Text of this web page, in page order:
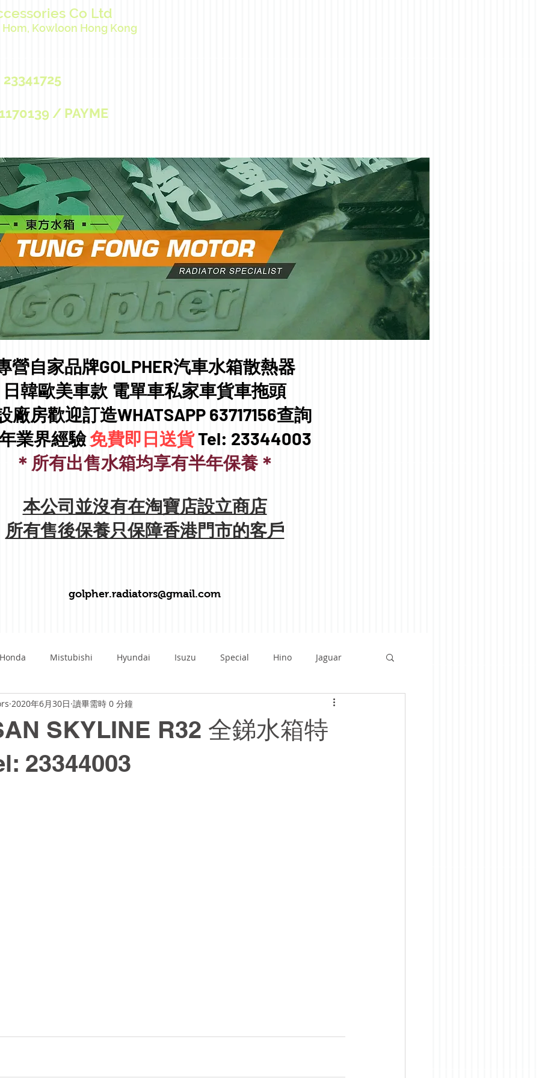
Co Ltd
Kowloon Hong Kong
/ PAYME
營自家品牌GOLPHER汽車水箱散熱器
日韓歐美車款 電單車私家車貨車拖頭​
廠房歡迎訂造WHATSAPP 63717156查詢
業界經驗免費即日送貨Tel: 23344003
＊所有出售水箱均享有半年保養＊
本公司並沒有在淘寶店設立商店
所有售後保養只保障香港門市的客戶
golpher.radiators@gmail.com
Honda Mistubishi Hyundai Isuzu Special Hino Jaguar
Mazda Suzuki Volvo BMW
Kawasaki Kawazaki
SKYLINE R32 全銻水箱特
23344003
2020年6月30日 讀畢需時 0 分鐘